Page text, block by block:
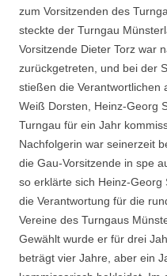
zum Vorsitzenden des
steckte der Turngau
Vorsitzende Dieter Torz war
zurückgetreten, und bei der
stießen die Verantwortlichen
Weiß Dorsten, Heinz-Georg
Turngau für ein Jahr
Nachfolgerin war seinerzeit
die Gau-Vorsitzende in spe
so erklärte sich Heinz-
die Verantwortung für die
Vereine des Turngaus
Gewählt wurde er für drei
beträgt vier Jahre, aber ein